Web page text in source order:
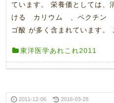
ています。 栄養価としては、
ける カリウム 、ペクチン
ゴ酸 が多く含まれています。
東洋医学あれこれ2011
2011-12-06 2016-03-28